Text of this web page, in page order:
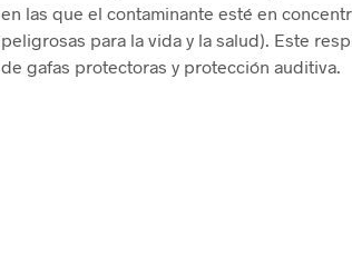
en las que el contaminante esté en
peligrosas para la vida y la salud). Este
de gafas protectoras y protección auditiva.